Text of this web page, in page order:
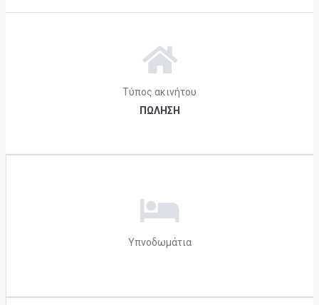
Τύπος ακινήτου
ΠΩΛΗΣΗ
Υπνοδωμάτια